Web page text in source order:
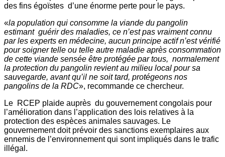
des fins égoïstes d’une énorme perte pour le pays.
«la population qui consomme la viande du pangolin
estimant guérir des maladies, ce n’est pas vraiment connu
par les experts en médecine, aucun principe actif n’est vérifié
pour soigner telle ou telle autre maladie après consommation
de cette viande sensée être protégée par tous, normalement
la protection du pangolin revient au milieu local pour sa
sauvegarde, avant qu’il ne soit tard, protégeons nos
pangolins de la RDC», recommande ce chercheur.
Le RCEP plaide auprès du gouvernement congolais pour
l’amélioration dans l’application des lois relatives à la
protection des espèces animales sauvages. Le
gouvernement doit prévoir des sanctions exemplaires aux
ennemis de l’environnement qui sont impliqués dans le trafic
illégal.